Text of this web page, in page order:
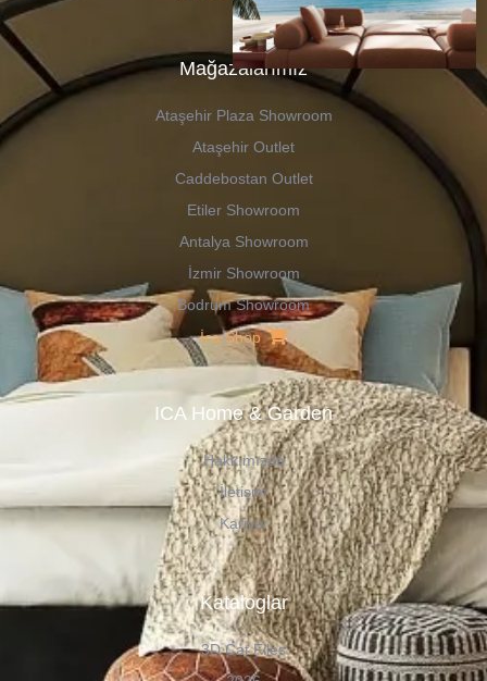
Mağazalarımız
Ataşehir Plaza Showroom
Ataşehir Outlet
Caddebostan Outlet
Etiler Showroom
Antalya Showroom
İzmir Showroom
Bodrum Showroom
İca Shop
ICA Home & Garden
Hakkımızda
İletişim
Kariyer
Kataloglar
3D Cat Files